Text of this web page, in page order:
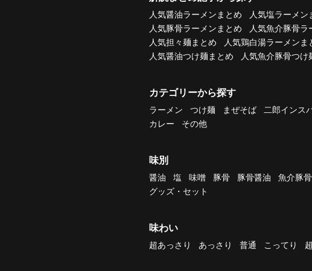
人気醤油ラーメンまとめ 人気塩ラーメン
人気豚骨ラーメンまとめ
人気魚介豚骨ラ
人気担々麺まとめ
人気鶏白湯ラーメンま
人気醤油つけ麺まとめ
人気魚介豚骨つけ
カテゴリーから探す
ラーメン つけ麺 まぜそば 二郎インス
カレー
その他
味別
醤油 塩 味噌 豚骨 豚骨醤油 魚介豚骨
グッズ・セット
味わい
超あっさり あっさり 普通 こってり